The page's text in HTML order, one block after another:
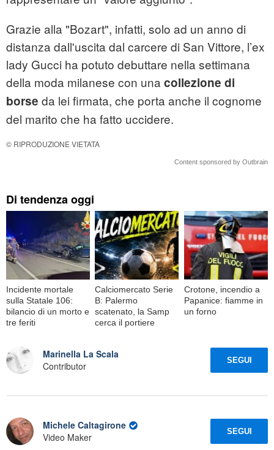
Grazie alla "Bozart", infatti, solo ad un anno di
distanza dall'uscita dal carcere di San Vittore, l’ex
lady Gucci ha potuto debuttare nella settimana
della moda milanese con una collezione di
borse da lei firmata, che porta anche il cognome
del marito che ha fatto uccidere.
© RIPRODUZIONE VIETATA
Content sponsored by Outbrain
Di tendenza oggi
Incidente mortale
sulla Statale 106:
bilancio di un morto e
tre feriti
Calciomercato Serie
B: Palermo
scatenato, la Samp
cerca il portiere
Crotone, incendio a
Papanice: fiamme in
un forno
Marinella La Scala
Contributor
SEGUI
Michele Caltagirone
Video Maker
SEGUI